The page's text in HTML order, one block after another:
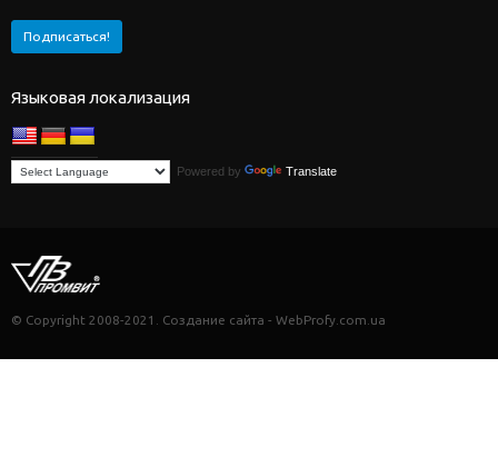
Языковая локализация
Powered by Translate
© Copyright 2008-2021. Создание сайта - WebProfy.com.ua